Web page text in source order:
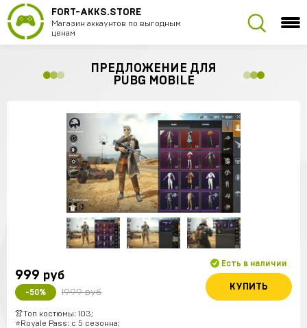
FORT-AKKS.STORE
Магазин аккаунтов по выгодным
ценам
ПРЕДЛОЖЕНИЕ ДЛЯ
PUBG MOBILE
999 руб
-50% 1999 руб
Есть в наличии
КУПИТЬ
👚Топ костюмы: 103;
⭐️Royale Pass: с 5 сезонна;